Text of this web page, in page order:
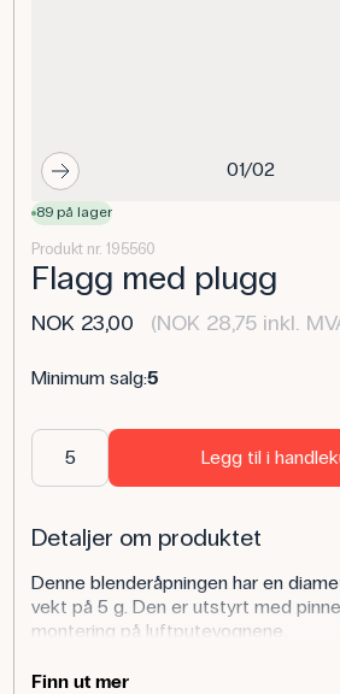
01/02
89 på lager
Produkt nr. 195560
Flagg med plugg
NOK 23,00 (NOK 28,75 inkl.
Minimum salg:5
Legg til i
Detaljer om produktet
Denne blenderåpningen har en
vekt på 5 g. Den er utstyrt med
montering på luftputevognene.
Bruk av produktet
Finn ut mer